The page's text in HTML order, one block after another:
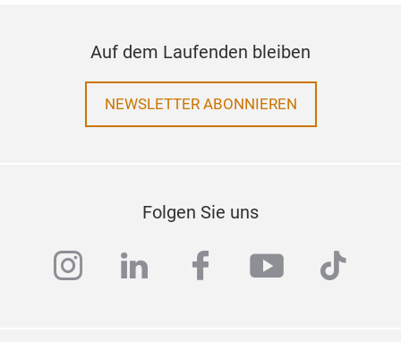
Auf dem Laufenden bleiben
NEWSLETTER ABONNIEREN
Folgen Sie uns
instagram
linkedinfacebook
youtube
tiktok